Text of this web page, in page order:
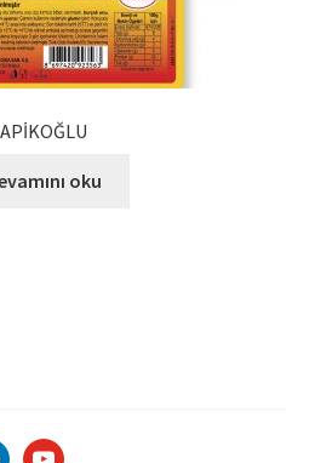
APİKOĞLU
oku
youtube